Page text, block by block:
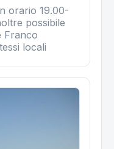
orario 19.00-
possibile
Franco
locali